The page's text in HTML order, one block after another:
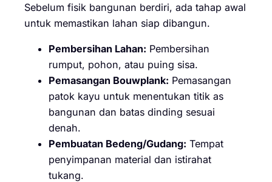
Sebelum fisik bangunan berdiri, ada tahap awal
untuk memastikan lahan siap dibangun.
Pembersihan Lahan: Pembersihan
rumput, pohon, atau puing sisa.
Pemasangan Bouwplank: Pemasangan
patok kayu untuk menentukan titik as
bangunan dan batas dinding sesuai
denah.
Pembuatan Bedeng/Gudang: Tempat
penyimpanan material dan istirahat
tukang.